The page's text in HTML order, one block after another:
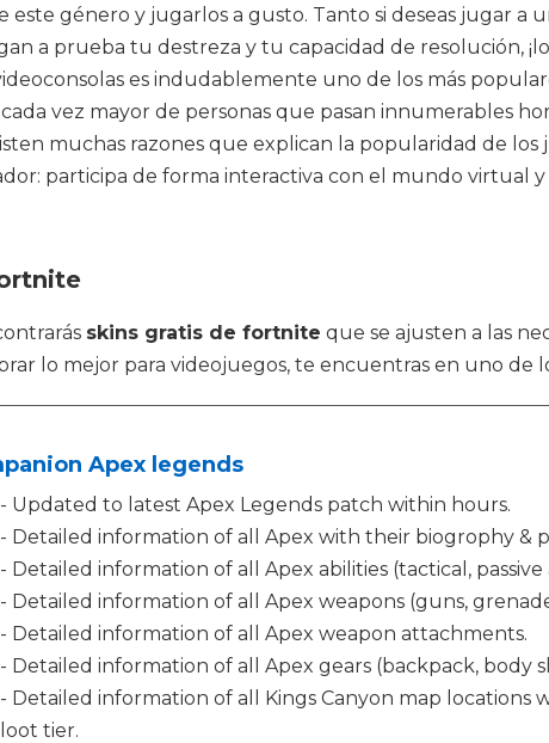
género y jugarlos a gusto. Tanto si deseas jugar
a prueba tu destreza y tu capacidad de resolución,
es indudablemente uno de los más
vez mayor de personas que pasan innumerables
muchas razones que explican la popularidad de los
participa de forma interactiva con el mundo virtual y
skins gratis de fortnite que se ajusten a las
lo mejor para videojuegos, te encuentras en uno de
Apex legends
- Updated to latest Apex Legends patch within hours.
- Detailed information of all Apex with their biogrophy &
- Detailed information of all Apex abilities (tactical,
- Detailed information of all Apex weapons (guns,
- Detailed information of all Apex weapon attachments.
- Detailed information of all Apex gears (backpack, body
- Detailed information of all Kings Canyon map
loot tier.